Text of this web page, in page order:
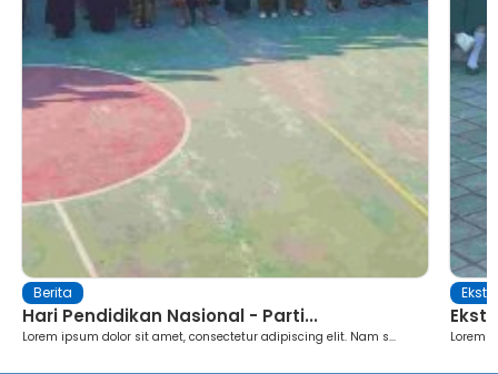
Berita
Hari Pendidikan Nasional - Parti...
Lorem ipsum dolor sit amet, consectetur adipiscing elit. Nam s... Lorem